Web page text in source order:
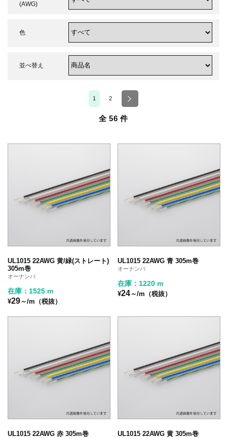
(AWG)
色
並べ替え
1 2
全 56 件
UL1015 22AWG 黄/緑(ストレート)
305m巻
オーナンバ
在庫：1525 m
¥29～/m（税抜）
UL1015 22AWG 青 305m巻
オーナンバ
在庫：1220 m
¥24～/m（税抜）
UL1015 22AWG 赤 305m巻 UL1015 22AWG 黄 305m巻